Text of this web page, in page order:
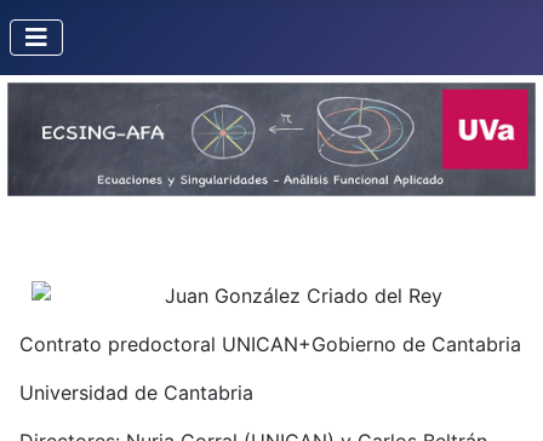
Juan González Criado del Rey
Contrato predoctoral UNICAN+Gobierno de Cantabria
Universidad de Cantabria